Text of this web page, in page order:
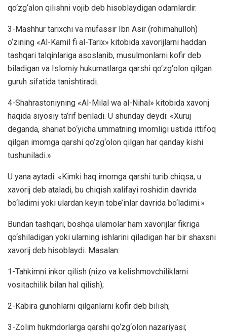
qo‘zg‘alon qilishni vojib deb hisoblaydigan odamlardir.
3-Mashhur tarixchi va mufassir Ibn Asir (rohimahulloh)
o‘zining «Al-Kamil fi al-Tarix» kitobida xavorijlarni haddan
tashqari talqinlariga asoslanib, musulmonlarni kofir deb
biladigan va Islomiy hukumatlarga qarshi qo‘zg‘olon qilgan
guruh sifatida tanishtiradi.
4-Shahrastoniyning «Al-Milal wa al-Nihal» kitobida xavorij
haqida siyosiy ta’rif beriladi. U shunday deydi: «Xuruj
deganda, shariat bo‘yicha ummatning imomligi ustida ittifoq
qilgan imomga qarshi qo‘zg‘olon qilgan har qanday kishi
tushuniladi.»
U yana aytadi: «Kimki haq imomga qarshi turib chiqsa, u
xavorij deb ataladi, bu chiqish xalifayi roshidin davrida
bo‘ladimi yoki ulardan keyin tobe’inlar davrida bo‘ladimi.»
Bundan tashqari, boshqa ulamolar ham xavorijlar fikriga
qo‘shiladigan yoki ularning ishlarini qiladigan har bir shaxsni
xavorij deb hisoblaydi. Masalan:
1-Tahkimni inkor qilish (nizo va kelishmovchiliklarni
vositachilik bilan hal qilish);
2-Kabira gunohlarni qilganlarni kofir deb bilish;
3-Zolim hukmdorlarga qarshi qo‘zg‘olon nazariyasi;